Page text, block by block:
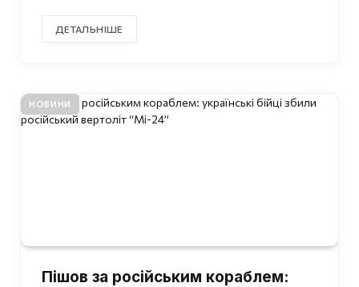
ДЕТАЛЬНІШЕ
НОВИНИ
Пішов за російським кораблем: